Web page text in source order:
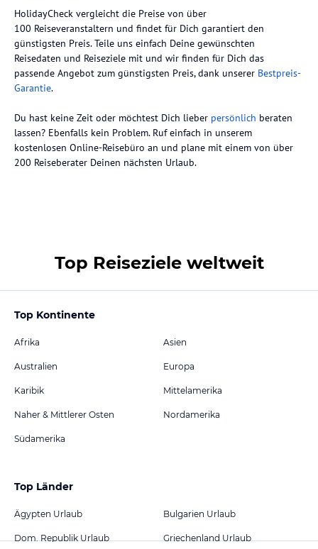
HolidayCheck vergleicht die Preise von über
100 Reiseveranstaltern und findet für Dich garantiert den
günstigsten Preis. Teile uns einfach Deine gewünschten
Reisedaten und Reiseziele mit und wir finden für Dich das
passende Angebot zum günstigsten Preis, dank unserer Bestpreis-
Garantie.
Du hast keine Zeit oder möchtest Dich lieber persönlich beraten
lassen? Ebenfalls kein Problem. Ruf einfach in unserem
kostenlosen Online-Reisebüro an und plane mit einem von über
200 Reiseberater Deinen nächsten Urlaub.
Top Reiseziele weltweit
Top Kontinente
Afrika Asien
Australien Europa
Karibik Mittelamerika
Naher & Mittlerer Osten Nordamerika
Südamerika
Top Länder
Ägypten Urlaub Bulgarien Urlaub
Dom. Republik Urlaub Griechenland Urlaub